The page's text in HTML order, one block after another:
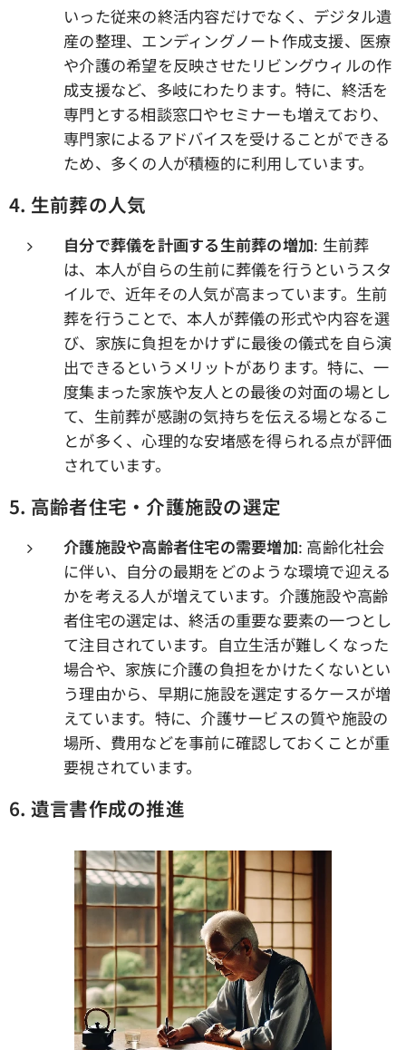
いった従来の終活内容だけでなく、デジタル遺
産の整理、エンディングノート作成支援、医療
や介護の希望を反映させたリビングウィルの作
成支援など、多岐にわたります。特に、終活を
専門とする相談窓口やセミナーも増えており、
専門家によるアドバイスを受けることができる
ため、多くの人が積極的に利用しています。
4. 生前葬の人気
自分で葬儀を計画する生前葬の増加: 生前葬
は、本人が自らの生前に葬儀を行うというスタ
イルで、近年その人気が高まっています。生前
葬を行うことで、本人が葬儀の形式や内容を選
び、家族に負担をかけずに最後の儀式を自ら演
出できるというメリットがあります。特に、一
度集まった家族や友人との最後の対面の場とし
て、生前葬が感謝の気持ちを伝える場となるこ
とが多く、心理的な安堵感を得られる点が評価
されています。
5. 高齢者住宅・介護施設の選定
介護施設や高齢者住宅の需要増加: 高齢化社会
に伴い、自分の最期をどのような環境で迎える
かを考える人が増えています。介護施設や高齢
者住宅の選定は、終活の重要な要素の一つとし
て注目されています。自立生活が難しくなった
場合や、家族に介護の負担をかけたくないとい
う理由から、早期に施設を選定するケースが増
えています。特に、介護サービスの質や施設の
場所、費用などを事前に確認しておくことが重
要視されています。
6. 遺言書作成の推進